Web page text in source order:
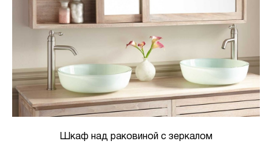
Шкаф над раковиной с зеркалом